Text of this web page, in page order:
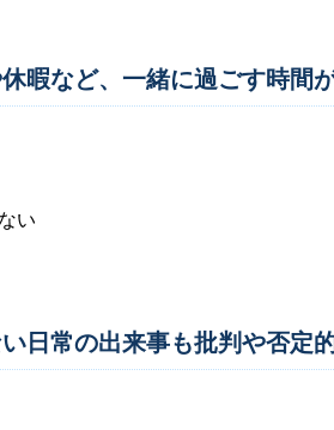
暇など、一緒に過ごす時間
い
日常の出来事も批判や否定